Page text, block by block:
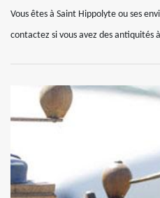
Vous êtes à Saint Hippolyte ou ses
contactez si vous avez des antiquités